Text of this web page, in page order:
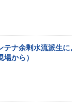
テナ余剰水流派生
場から）